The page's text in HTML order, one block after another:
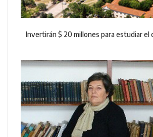
Invertirán $ 20 millones para estudiar el